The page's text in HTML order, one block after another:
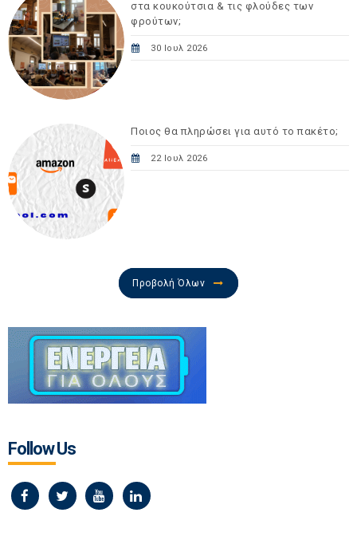
στα κουκούτσια & τις φλούδες των
φρούτων;
30 Ιουλ 2026
Ποιος θα πληρώσει για αυτό το πακέτο;
22 Ιουλ 2026
Προβολή Όλων
Follow Us